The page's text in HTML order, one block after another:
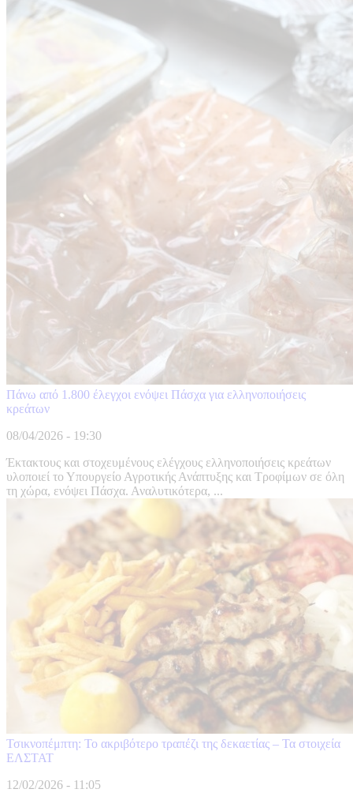
Πάνω από 1.800 έλεγχοι ενόψει Πάσχα για ελληνοποιήσεις
κρεάτων
08/04/2026 - 19:30
Έκτακτους και στοχευμένους ελέγχους ελληνοποιήσεις κρεάτων
υλοποιεί το Υπουργείο Αγροτικής Ανάπτυξης και Τροφίμων σε όλη
τη χώρα, ενόψει Πάσχα. Αναλυτικότερα, ...
Τσικνοπέμπτη: Το ακριβότερο τραπέζι της δεκαετίας – Τα στοιχεία
ΕΛΣΤΑΤ
12/02/2026 - 11:05